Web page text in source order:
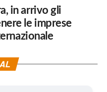
in arrivo gli
le imprese